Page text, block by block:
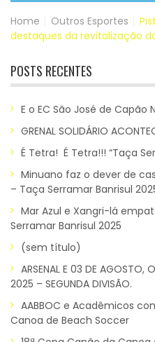
Home Outros Esportes
destaques da revitalização
POSTS RECENTES
E o EC São José de Capão
GRENAL SOLIDÁRIO
É Tetra! É Tetra!!! “Taça
Minuano faz o dever de
– Taça Serramar Banrisul
Mar Azul e Xangri-lá
Serramar Banrisul 2025
(sem título)
ARSENAL E 03 DE AGOSTO,
2025 – SEGUNDA DIVISÃO.
AABBOC e Acadêmicos
Canoa de Beach Soccer